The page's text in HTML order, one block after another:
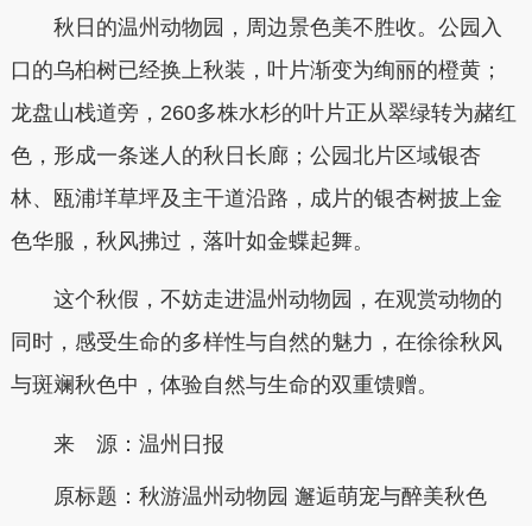
秋日的温州动物园，周边景色美不胜收。公园入
口的乌桕树已经换上秋装，叶片渐变为绚丽的橙黄；
龙盘山栈道旁，260多株水杉的叶片正从翠绿转为赭红
色，形成一条迷人的秋日长廊；公园北片区域银杏
林、瓯浦垟草坪及主干道沿路，成片的银杏树披上金
色华服，秋风拂过，落叶如金蝶起舞。
这个秋假，不妨走进温州动物园，在观赏动物的
同时，感受生命的多样性与自然的魅力，在徐徐秋风
与斑斓秋色中，体验自然与生命的双重馈赠。
来 源：温州日报
原标题： 秋游温州动物园 邂逅萌宠与醉美秋色